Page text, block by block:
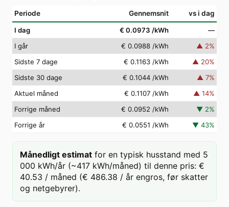
Periode Gennemsnit vs i dag
I dag € 0.0973 /kWh
—
I går
€ 0.0988 /kWh ▲ 2%
Sidste 7 dage
€ 0.1163 /kWh ▲ 20%
Sidste 30 dage
€ 0.1044 /kWh ▲ 7%
Aktuel måned
€ 0.1107 /kWh ▲ 14%
Forrige måned
€ 0.0952 /kWh ▼ 2%
Forrige år
€ 0.0551 /kWh ▼ 43%
Månedligt estimat for en typisk husstand med 5
000 kWh/år (~417 kWh/måned) til denne pris: €
40.53 / måned (€ 486.38 / år engros, før skatter
og netgebyrer).